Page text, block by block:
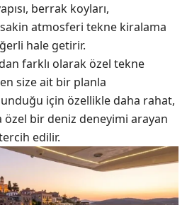
berrak koyları,
atmosferi tekne kiralama
hale getirir.
farklı olarak özel tekne
size ait bir planla
için özellikle daha rahat,
bir deniz deneyimi arayan
edilir.